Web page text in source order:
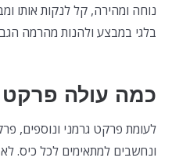
נוחה ומהירה, קל לנקות אותו
בלגי במבצע ולהנות מהרמה
כמה עולה פרקט
לעומת פרקט גרמני ונוספים,
ונחשבים למתאימים לכל כיס.